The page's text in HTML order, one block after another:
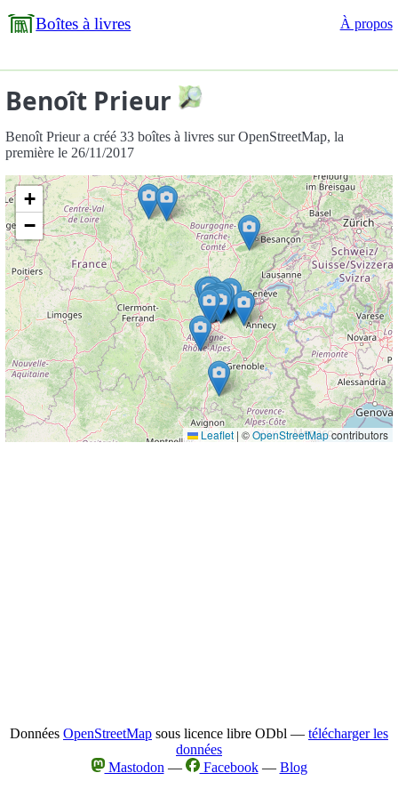
Boîtes à livres À propos
Benoît Prieur
Benoît Prieur a créé 33 boîtes à livres sur OpenStreetMap, la
première le 26/11/2017
+
−
Leaflet | ©OpenStreetMapcontributors
Données OpenStreetMap sous licence libre ODbl — télécharger les
données
Mastodon — Facebook— Blog